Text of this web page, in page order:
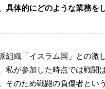
具体的にどのような業務を
組織「イスラム国」との激
私が参加した時点では戦闘
そのため戦闘の負傷者という